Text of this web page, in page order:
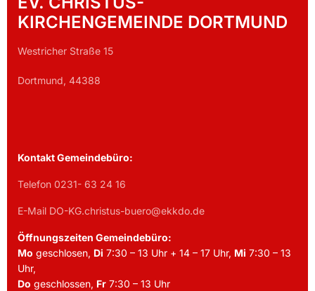
KIRCHENGEMEINDE DORTMUND
Westricher Straße 15
Dortmund, 44388
Kontakt Gemeindebüro:
Telefon 0231- 63 24 16
E-Mail DO-KG.christus-buero@ekkdo.de
Öffnungszeiten Gemeindebüro:
Mo geschlosen, Di 7:30 – 13 Uhr + 14 – 17 Uhr, Mi 7:30 – 13
Uhr,
Do geschlossen, Fr 7:30 – 13 Uhr